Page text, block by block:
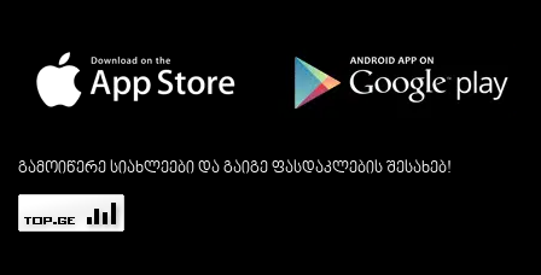
გამოიწერე სიახლეები და გაიგე ფასდაკლების შესახებ!